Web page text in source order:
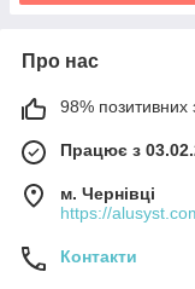
Про нас
98% позитивних
Працює з
м. Чернівці
https://
Контакти